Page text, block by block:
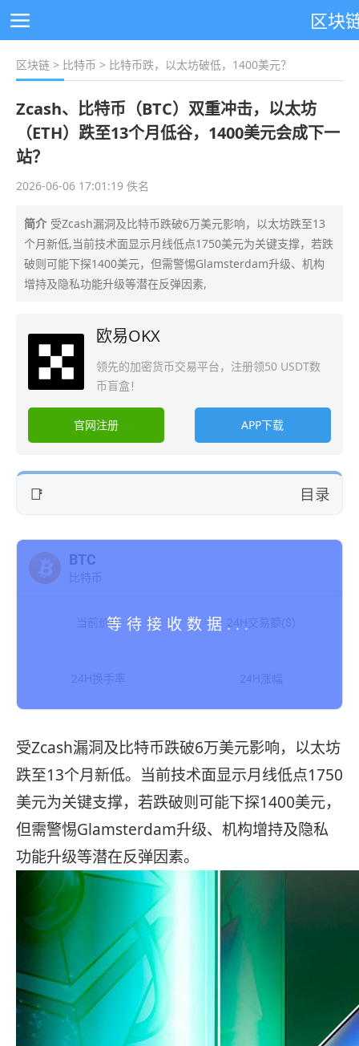
区块
区块链 > 比特币 > 比特币跌，以太坊破低，1400美元？
Zcash、比特币（BTC）双重冲击，以太坊
（ETH）跌至13个月低谷，1400美元会成下一
站？
2026-06-06 17:01:19 佚名
简介 受Zcash漏洞及比特币跌破6万美元影响，以太坊跌至13
个月新低,当前技术面显示月线低点1750美元为关键支撑，若跌
破则可能下探1400美元，但需警惕Glamsterdam升级、机构
增持及隐私功能升级等潜在反弹因素,
欧易OKX
领先的加密货币交易平台，注册领50 USDT数
币盲盒！
官网注册 APP下载
目录
BTC
比特币
当前价格 24H交易额($)
24H换手率 24H涨幅
受Zcash漏洞及比特币跌破6万美元影响，以太坊
跌至13个月新低。当前技术面显示月线低点1750
美元为关键支撑，若跌破则可能下探1400美元，
但需警惕Glamsterdam升级、机构增持及隐私
功能升级等潜在反弹因素。